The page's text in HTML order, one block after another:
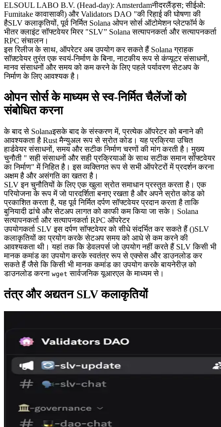
ELSOUL LABO B.V. (Head-day): Amsterdamनीदरलैंड्स; सीईओ:
Fumitake कावासाकी) और Validators DAO "की रिहाई की घोषणा की
हैSLV कलाकृतियों, पूर्व निर्मित Solana ओपन सोर्स ऑटोमेशन प्लेटफॉर्म के
भीतर क्लाइंट सॉफ्टवेयर मिरर "SLV” Solana सत्यापनकर्ता और सत्यापनकर्ता
RPC संचालन।
इस रिलीज के साथ, ऑपरेटर अब उपयोग कर सकते हैं Solana ग्राहक
सॉफ़्टवेयर तुरंत एक स्वयं-निर्माण के बिना, नाटकीय रूप से कंप्यूटर संसाधनों,
मानव संसाधनों और समय को कम करने के लिए पहले पर्यावरण सेटअप के
निर्माण के लिए आवश्यक है।
ओपन सोर्स के माध्यम से स्व-निर्मित चैलेंजों को
संबोधित करना
के बाद से Solanaइसके बाद के संस्करण में, प्रत्येक ऑपरेटर को बनाने की
आवश्यकता है Rust मैन्युअल रूप से स्रोत कोड। यह प्रक्रिया उचित
हार्डवेयर संसाधनों, समय और सटीक निर्माण चरणों की मांग करती है। मुख्य
चुनौती " सही संसाधनों और सही प्रक्रियाओं के साथ सटीक समान सॉफ्टवेयर
का निर्माण" में निहित है। इस व्यक्तिगत रूप से सभी ऑपरेटरों में प्रदर्शन करना
अक्षम है और असंगति का खतरा है।
SLV इन चुनौतियों के लिए एक खुला स्रोत समाधान प्रस्तुत करता है। एक
परियोजना के रूप में जो पारदर्शिता बनाए रखता है और अपने स्रोत कोड को
प्रकाशित करता है, यह पूर्व निर्मित दर्पण सॉफ्टवेयर प्रदान करता है ताकि
बुनियादी ढांचे और सेटअप लागत को काफी कम किया जा सके। Solana
सत्यापनकर्ता और सत्यापनकर्ता RPC ऑपरेटर
उपयोगकर्ता SLV इस दर्पण सॉफ्टवेयर को सीधे संदर्भित कर सकते हैं ()SLV
कलाकृतियों का प्रयोग करके सेटअप समय को आधे से कम करने की
आवश्यकता थी। यहां तक कि डेवलपर्स जो उपयोग नहीं करते हैं SLV किसी भी
मानक कमांड का उपयोग करके स्वतंत्र रूप से एक्सेस और डाउनलोड कर
सकते हैं जैसे कि किसी भी मानक कमांड का उपयोग करके बायनेरीज़ को
डाउनलोड करना wget सार्वजनिक यूआरएल के माध्यम से।
तंत्र और अद्यतन SLV कलाकृतियों